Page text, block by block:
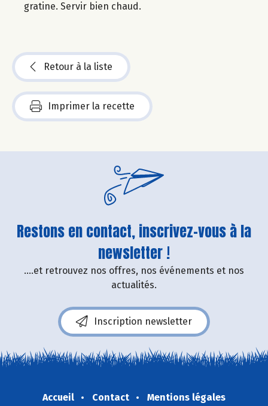
gratine. Servir bien chaud.
Retour à la liste
Imprimer la recette
Restons en contact, inscrivez-vous à la
newsletter !
....et retrouvez nos offres, nos événements et nos
actualités.
Inscription newsletter
Accueil Contact
Mentions légales